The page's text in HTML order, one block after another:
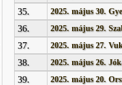
35. 2025. május 30.
36. 2025. május 29.
37. 2025. május 27.
38. 2025. május 26.
39. 2025. május 20.